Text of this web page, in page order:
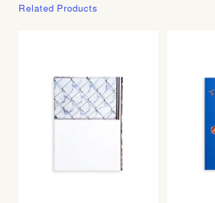
Related Products